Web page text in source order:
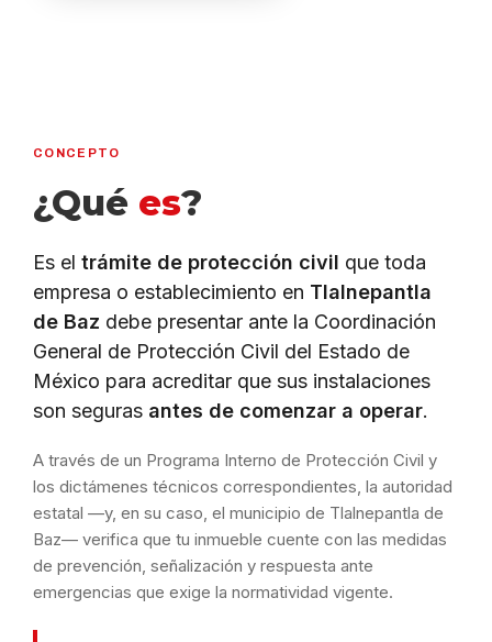
CONCEPTO
¿Qué es?
Es el trámite de protección civil que toda
empresa o establecimiento en Tlalnepantla
de Baz debe presentar ante la Coordinación
General de Protección Civil del Estado de
México para acreditar que sus instalaciones
son seguras antes de comenzar a operar.
A través de un Programa Interno de Protección Civil y
los dictámenes técnicos correspondientes, la autoridad
estatal —y, en su caso, el municipio de Tlalnepantla de
Baz— verifica que tu inmueble cuente con las medidas
de prevención, señalización y respuesta ante
emergencias que exige la normatividad vigente.